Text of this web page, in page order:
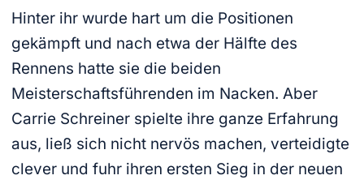
Hinter ihr wurde hart um die Positionen
gekämpft und nach etwa der Hälfte des
Rennens hatte sie die beiden
Meisterschaftsführenden im Nacken. Aber
Carrie Schreiner spielte ihre ganze Erfahrung
aus, ließ sich nicht nervös machen, verteidigte
clever und fuhr ihren ersten Sieg in der neuen